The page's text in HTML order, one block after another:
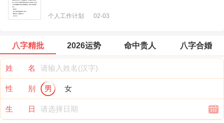
个人工作计划 02-03
八字精批 2026运势 命中贵人 八字合婚
姓 名
性 别 男 女
生 日